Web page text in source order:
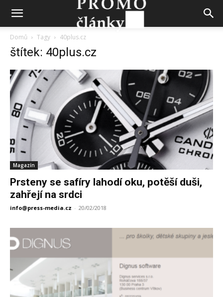
Domů Tagy 40plus.cz
štítek: 40plus.cz
Magazín
Prsteny se safíry lahodí oku, potěší duši,
zahřejí na srdci
info@press-media.cz - 20/02/2018